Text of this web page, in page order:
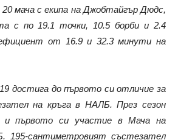
20 мача с екипа на Джобтайгър Дюдс,
с по 19.1 точки, 10.5 борби и 2.4
от 16.9 и 32.3 минути на
достига до първото си отличие за
на кръга в НАЛБ. През сезон
и първото си участие в Мача на
195-сантиметровият състезател